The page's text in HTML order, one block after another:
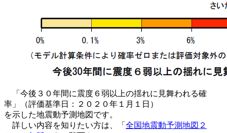
「今後３０年間に震度６弱以上の揺れに見舞われる確
率」（評価基準日：２０２０年１月１日）
を示した地震動予測地図です。
詳しい内容を知りたい方は、「 全国地震動予測地図２